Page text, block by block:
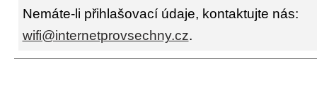
Nemáte-li přihlašovací údaje, kontaktujte nás:
wifi@internetprovsechny.cz.